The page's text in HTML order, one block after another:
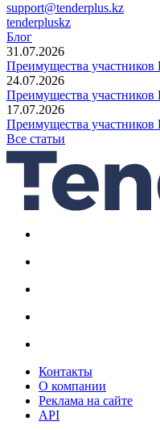
support@tenderplus.kz
tenderpluskz
Блог
31.07.2026
Преимущества
24.07.2026
Преимущества
17.07.2026
Преимущества
Все статьи
Контакты
О компании
Реклама на сайте
API